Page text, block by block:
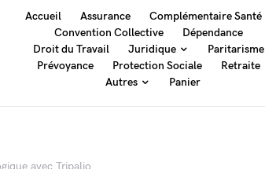
Accueil Assurance
Complémentaire Santé
Convention Collective
Dépendance
Droit du Travail
Juridique
Paritarisme
Prévoyance
Protection Sociale
Retraite
Autres
Panier
avec Tripalio